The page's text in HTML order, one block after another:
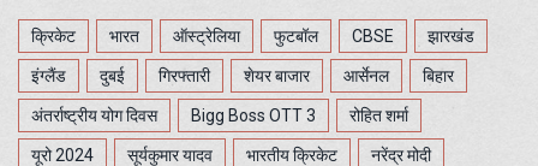
क्रिकेट भारत ऑस्ट्रेलिया फुटबॉल CBSE झारखंड
इंग्लैंड दुबई गिरफ्तारी शेयर बाजार आर्सेनल बिहार
अंतर्राष्ट्रीय योग दिवस Bigg Boss OTT 3 रोहित शर्मा
यूरो 2024 सूर्यकुमार यादव भारतीय क्रिकेट नरेंद्र मोदी